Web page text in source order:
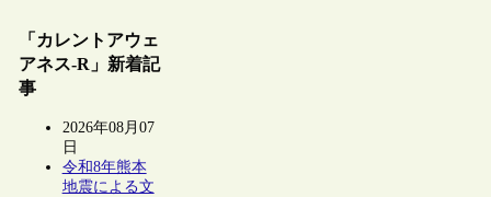
「カレントアウェ
アネス-R」新着記
事
2026年08月07
日
令和8年熊本
地震による文